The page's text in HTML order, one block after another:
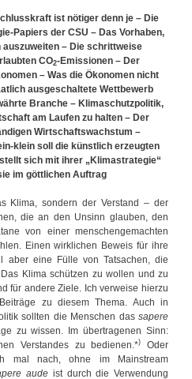
ist nötiger denn je – Die
Papiers der CSU – Das Vorhaben,
– Die schrittweise
CO2-Emissionen – Der
– Was die Ökonomen nicht
ausgeschaltete Wettbewerb
Branche – Klimaschutzpolitik,
am Laufen zu halten – Der
Wirtschaftswachstum –
klein soll die künstlich erzeugten
sich mit ihrer „Klimastrategie“
im göttlichen Auftrag
Klima, sondern der Verstand – der
die an den Unsinn glauben, den
von einer menschengemachten
Einen wirklichen Beweis für ihre
aber eine Fülle von Tatsachen, die
Klima schützen zu wollen und zu
für andere Ziele. Ich verweise hierzu
zu diesem Thema. Auch in
sollten die Menschen das sapere
zu wissen. Im übertragenen Sinn:
Verstandes zu bedienen.*)
Oder
mal nach, ohne im Mainstream
aude ist durch die Verwendung